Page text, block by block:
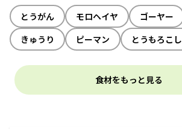
とうがん モロヘイヤ ゴーヤー
きゅうり
ピーマン とうもろこし
食材をもっと見る